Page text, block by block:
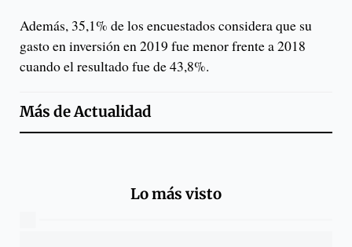
Además, 35,1% de los encuestados considera que su
gasto en inversión en 2019 fue menor frente a 2018
cuando el resultado fue de 43,8%.
Más deActualidad
Lo más visto